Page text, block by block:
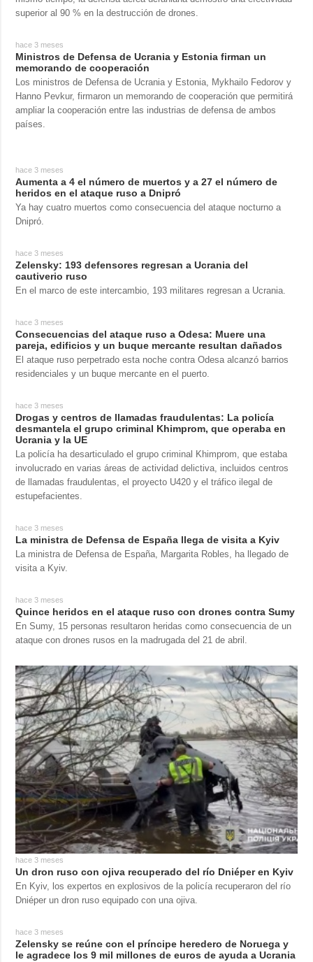
superior al 90 % en la destrucción de drones.
hace 3 meses
Ministros de Defensa de Ucrania y Estonia firman un
memorando de cooperación
Los ministros de Defensa de Ucrania y Estonia, Mykhailo Fedorov y
Hanno Pevkur, firmaron un memorando de cooperación que permitirá
ampliar la cooperación entre las industrias de defensa de ambos
países.
hace 3 meses
Aumenta a 4 el número de muertos y a 27 el número de
heridos en el ataque ruso a Dnipró
Ya hay cuatro muertos como consecuencia del ataque nocturno a
Dnipró.
hace 3 meses
Zelensky: 193 defensores regresan a Ucrania del
cautiverio ruso
En el marco de este intercambio, 193 militares regresan a Ucrania.
hace 3 meses
Consecuencias del ataque ruso a Odesa: Muere una
pareja, edificios y un buque mercante resultan dañados
El ataque ruso perpetrado esta noche contra Odesa alcanzó barrios
residenciales y un buque mercante en el puerto.
hace 3 meses
Drogas y centros de llamadas fraudulentas: La policía
desmantela el grupo criminal Khimprom, que operaba en
Ucrania y la UE
La policía ha desarticulado el grupo criminal Khimprom, que estaba
involucrado en varias áreas de actividad delictiva, incluidos centros
de llamadas fraudulentas, el proyecto U420 y el tráfico ilegal de
estupefacientes.
hace 3 meses
La ministra de Defensa de España llega de visita a Kyiv
La ministra de Defensa de España, Margarita Robles, ha llegado de
visita a Kyiv.
hace 3 meses
Quince heridos en el ataque ruso con drones contra Sumy
En Sumy, 15 personas resultaron heridas como consecuencia de un
ataque con drones rusos en la madrugada del 21 de abril.
hace 3 meses
Un dron ruso con ojiva recuperado del río Dniéper en Kyiv
En Kyiv, los expertos en explosivos de la policía recuperaron del río
Dniéper un dron ruso equipado con una ojiva.
hace 3 meses
Zelensky se reúne con el príncipe heredero de Noruega y
le agradece los 9 mil millones de euros de ayuda a Ucrania